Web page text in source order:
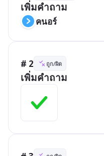
เพิ่มคำถาม
คนอร์
# 2 ถูก/ผิด
เพิ่มคำถาม